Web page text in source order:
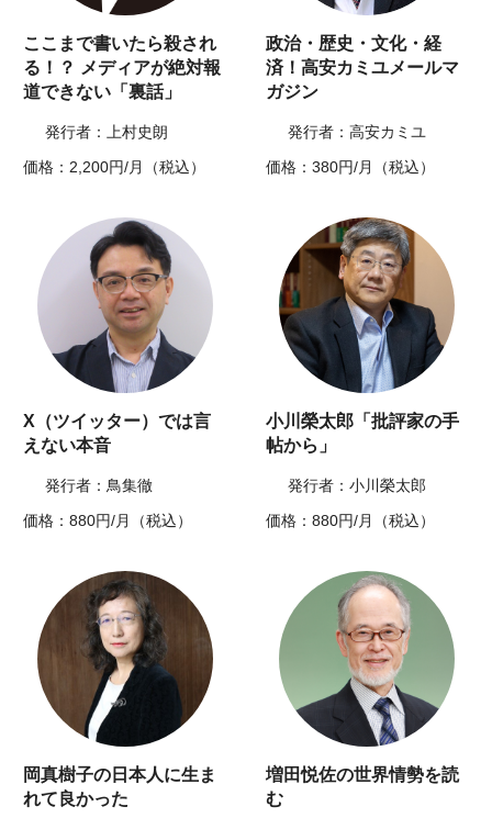
ここまで書いたら殺され
る！？ メディアが絶対報
道できない「裏話」
発行者：上村史朗
価格：2,200円/月（税込）
政治・歴史・文化・経
済！高安カミユメールマ
ガジン
発行者：高安カミユ
価格：380円/月（税込）
X（ツイッター）では言
えない本音
発行者：鳥集徹
価格：880円/月（税込）
小川榮太郎「批評家の手
帖から」
発行者：小川榮太郎
価格：880円/月（税込）
岡真樹子の日本人に生ま
れて良かった
増田悦佐の世界情勢を読
む